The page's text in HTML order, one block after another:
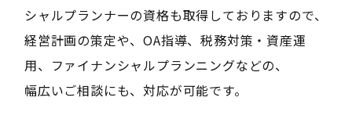
シャルプランナーの資格も取得しておりますので、
経営計画の策定や、OA指導、税務対策・資産運
用、ファイナンシャルプランニングなどの、
幅広いご相談にも、対応が可能です。